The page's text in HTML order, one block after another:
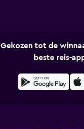
Gekozen tot de
beste reis-